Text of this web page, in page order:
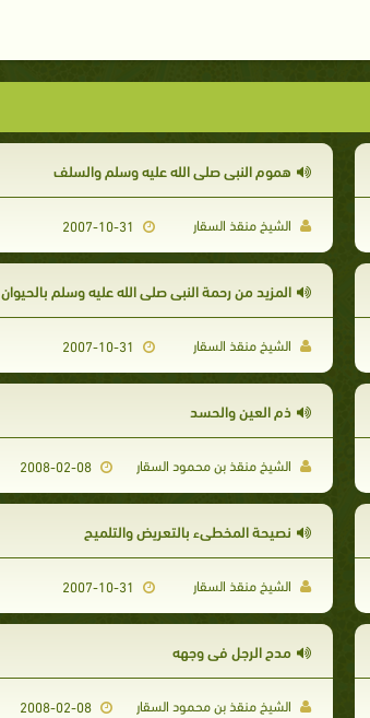
هموم النبى صلى الله عليه وسلم والسلف
الشيخ منقذ السقار
المزيد من رحمة النبى صلى الله عليه وسلم بالحيوان
الشيخ منقذ السقار
ذم العين والحسد
الشيخ منقذ بن محمود السقار 2008-02-08
نصيحة المخطىء بالتعريض والتلميح
الشيخ منقذ السقار
مدح الرجل في وجهه
الشيخ منقذ بن محمود السقار 2008-02-08